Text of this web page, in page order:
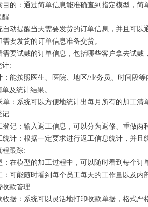
目的：通过简单信息能准确查到指定模型，简
醒:
自动提醒当天需要发货的订单信息，并且可
需要发货的订单信息准备交货。
需要试戴的订单信息，包括哪些客户拿去试戴
计:
：能按照医生、医院、地区/业务员、时间段
及统计结果。
单：系统可以方便地统计出每月所有的加工清
记:
登记：输入返工信息，可以分为返修、重做两
统计：根据一定要求进行返工信息统计，并且
程跟踪:
：在模型的加工过程中，可以随时看到每个
：可能随时看到每个员工每天的工作量以及内
收款管理:
收据：系统可以灵活地打印收款单据，格式